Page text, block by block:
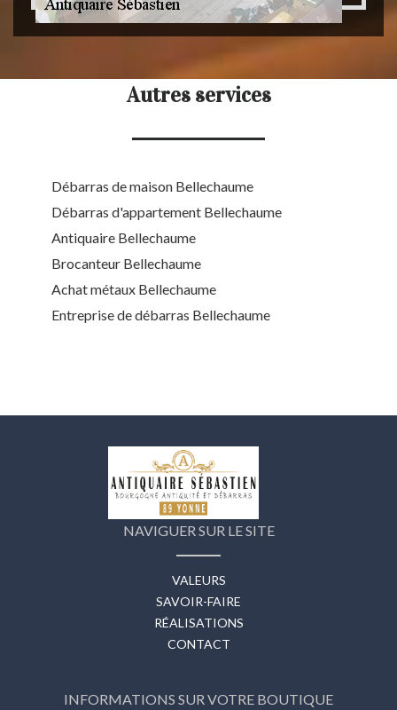
Autres services
Débarras de maison Bellechaume
Débarras d'appartement Bellechaume
Antiquaire Bellechaume
Brocanteur Bellechaume
Achat métaux Bellechaume
Entreprise de débarras Bellechaume
NAVIGUER SUR LE SITE
VALEURS
SAVOIR-FAIRE
RÉALISATIONS
CONTACT
INFORMATIONS SUR VOTRE BOUTIQUE